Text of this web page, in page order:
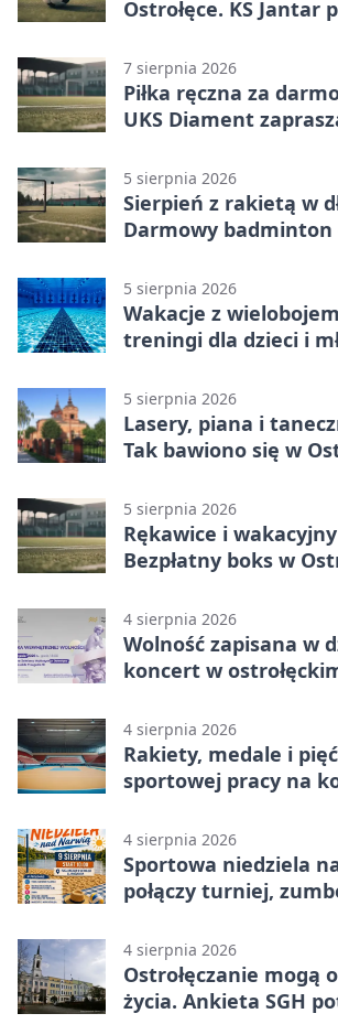
Ostrołęce. KS Jantar
7 sierpnia 2026
Piłka ręczna za
UKS Diament
5 sierpnia 2026
Sierpień z rakietą w
Darmowy badminton
5 sierpnia 2026
Wakacje z
treningi dla dzieci i
5 sierpnia 2026
Lasery, piana i
Tak bawiono się w
5 sierpnia 2026
Rękawice i
Bezpłatny boks w
4 sierpnia 2026
Wolność zapisana w
koncert w
4 sierpnia 2026
Rakiety, medale i
sportowej pracy na
4 sierpnia 2026
Sportowa niedziela
połączy turniej,
4 sierpnia 2026
Ostrołęczanie mogą
życia. Ankieta SGH